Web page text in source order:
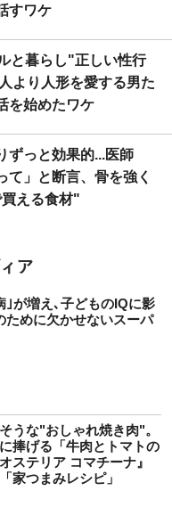
すワケ
と暮らし"正しい性行
より人形を愛する男た
を始めたワケ
ずっと効果的...医師
て」と断言、骨を強く
える食材"
｣が増え､子どものIQに影
めに欠かせないスーパ
うな"おしゃれ焼き肉"。
捧げる「牛肉とトマトの
ステリア コマチーナ』
家つまみレシピ」